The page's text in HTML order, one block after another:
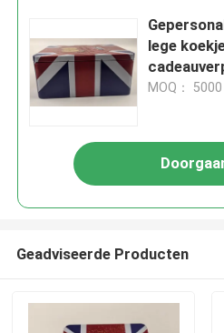
lege
MOQ：
Geadviseerde Producten